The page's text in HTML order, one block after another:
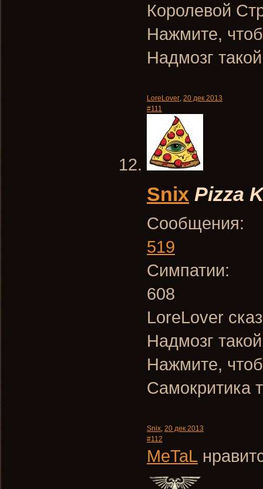
Королевой
Нажмите,
Надмозг
LoreLover, 20 дек 2013
#111
Snix Pizza
Сообщения:
519
Симпатии:
608
LoreLover
Надмозг
Нажмите,
Самокритика
Snix, 20 дек 2013
#112
MeTaL